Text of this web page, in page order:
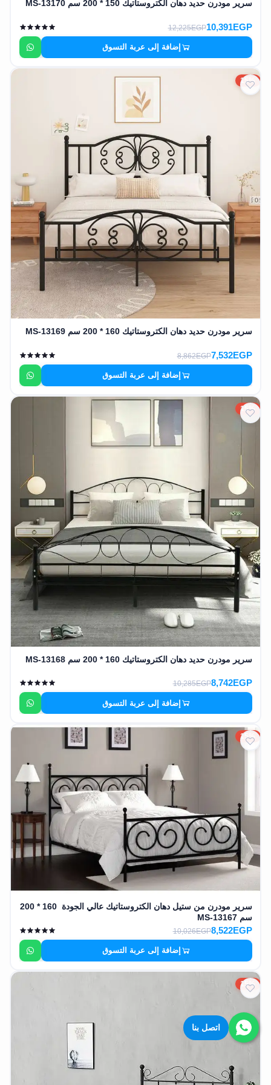
اتصل بنا
سرير مودرن حديد دهان الكتروستاتيك 150 * 200 سم MS-13170
10,391EGP
12,225EGP
إضافة إلى عربة التسوق
15%
سرير مودرن حديد دهان الكتروستاتيك 160 * 200 سم MS-13169
7,532EGP
8,862EGP
إضافة إلى عربة التسوق
15%
سرير مودرن حديد دهان الكتروستاتيك 160 * 200 سم MS-13168
8,742EGP
10,285EGP
إضافة إلى عربة التسوق
15%
سرير مودرن من ستيل دهان الكتروستاتيك عالي الجودة 160 * 200
سم MS-13167
8,522EGP
10,026EGP
إضافة إلى عربة التسوق
15%